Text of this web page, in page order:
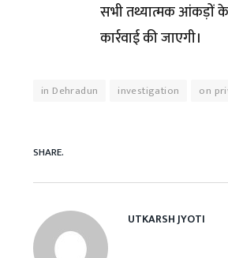
सभी तथ्यात्मक आंकड़ों के
कार्रवाई की जाएगी।
in Dehradun investigation on
SHARE.
UTKARSH JYOTI